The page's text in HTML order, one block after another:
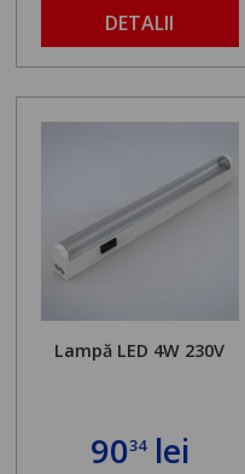
DETALII
Lampă LED 4W 230V
9034lei